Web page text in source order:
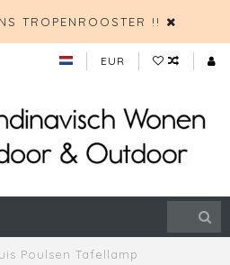
TROPENROOSTER !!
EUR
Poulsen Tafellamp